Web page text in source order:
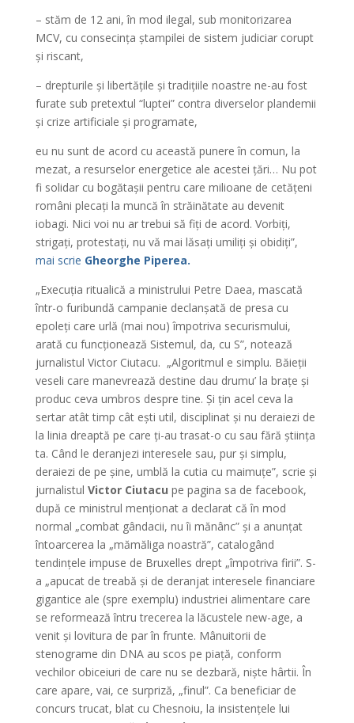
– stăm de 12 ani, în mod ilegal, sub monitorizarea
MCV, cu consecința ștampilei de sistem judiciar corupt
și riscant,
– drepturile și libertățile și tradițiile noastre ne-au fost
furate sub pretextul “luptei” contra diverselor plandemii
și crize artificiale și programate,
eu nu sunt de acord cu această punere în comun, la
mezat, a resurselor energetice ale acestei țări… Nu pot
fi solidar cu bogătașii pentru care milioane de cetățeni
români plecați la muncă în străinătate au devenit
iobagi. Nici voi nu ar trebui să fiți de acord. Vorbiți,
strigați, protestați, nu vă mai lăsați umiliți și obidiți”,
mai scrie Gheorghe Piperea.
„Execuția ritualică a ministrului Petre Daea, mascată
într-o furibundă campanie declanșată de presa cu
epoleți care urlă (mai nou) împotriva securismului,
arată cu funcționează Sistemul, da, cu S”, notează
jurnalistul Victor Ciutacu. „Algoritmul e simplu. Băieții
veseli care manevrează destine dau drumu’ la brațe și
produc ceva umbros despre tine. Și țin acel ceva la
sertar atât timp cât ești util, disciplinat și nu deraiezi de
la linia dreaptă pe care ți-au trasat-o cu sau fără știința
ta. Când le deranjezi interesele sau, pur și simplu,
deraiezi de pe șine, umblă la cutia cu maimuțe”, scrie și
jurnalistul Victor Ciutacu pe pagina sa de facebook,
după ce ministrul menționat a declarat că în mod
normal „combat gândacii, nu îi mănânc” și a anunțat
întoarcerea la „mămăliga noastră”, catalogând
tendințele impuse de Bruxelles drept „împotriva firii”. S-
a „apucat de treabă și de deranjat interesele financiare
gigantice ale (spre exemplu) industriei alimentare care
se reformează întru trecerea la lăcustele new-age, a
venit și lovitura de par în frunte. Mânuitorii de
stenograme din DNA au scos pe piață, conform
vechilor obiceiuri de care nu se dezbară, niște hârtii. În
care apare, vai, ce surpriză, „finul”. Ca beneficiar de
concurs trucat, blat cu Chesnoiu, la insistențele lui